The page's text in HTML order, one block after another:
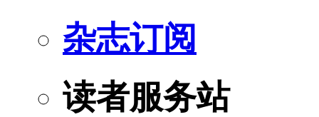
杂志订阅
读者服务站